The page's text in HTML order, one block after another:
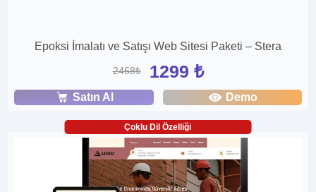
Epoksi İmalatı ve Satışı Web Sitesi Paketi – Stera
2468₺ 1299 ₺
Satın Al Demo
Çoklu Dil Özelliği